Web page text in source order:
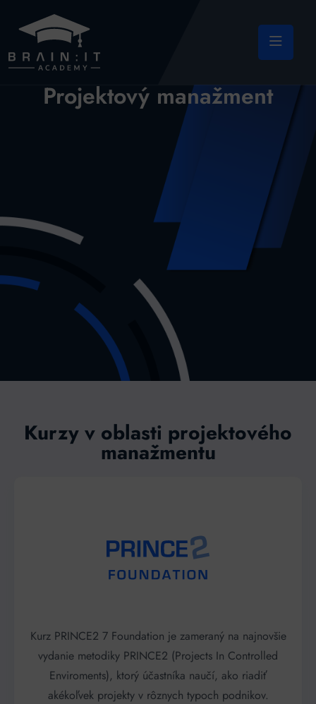
Projektový manažment
Kurzy v oblasti projektového
manažmentu
Kurz PRINCE2 7 Foundation je zameraný na najnovšie
vydanie metodiky PRINCE2 (Projects In Controlled
Enviroments), ktorý účastníka naučí, ako riadiť
akékoľvek projekty v rôznych typoch podnikov.